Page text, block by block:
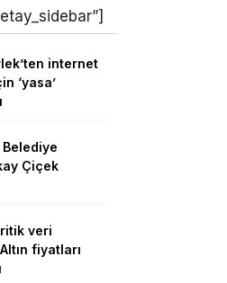
internet
‘yasa’
Çiçek
veri
fiyatları